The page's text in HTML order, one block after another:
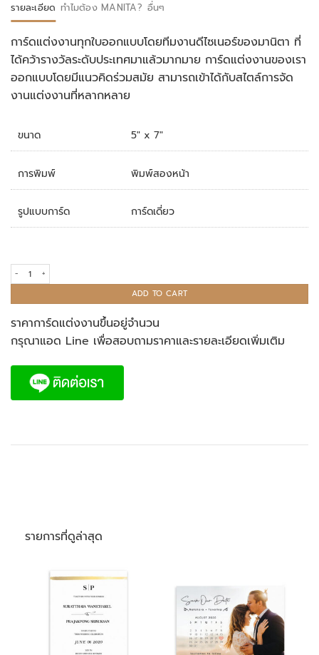
out of 5
based on
customer
rating
รายละเอียด ทำไมต้อง MANITA? อื่นๆ
การ์ดแต่งงานทุกใบออกแบบโดยทีมงานดีไซเนอร์ของมานิตา ที่
ได้คว้ารางวัลระดับประเทศมาแล้วมากมาย การ์ดแต่งงานของเรา
ออกแบบโดยมีแนวคิดร่วมสมัย สามารถเข้าได้กับสไตล์การจัด
งานแต่งงานที่หลากหลาย
ขนาด 5″ x 7″
การพิมพ์ พิมพ์สองหน้า
รูปแบบการ์ด การ์ดเดี่ยว
การ์ดแต่งงาน Set N quantity
ADD TO CART
ราคาการ์ดแต่งงานขึ้นอยู่จำนวน
กรุณาแอด Line เพื่อสอบถามราคาและรายละเอียดเพิ่มเติม
รายการที่ดูล่าสุด